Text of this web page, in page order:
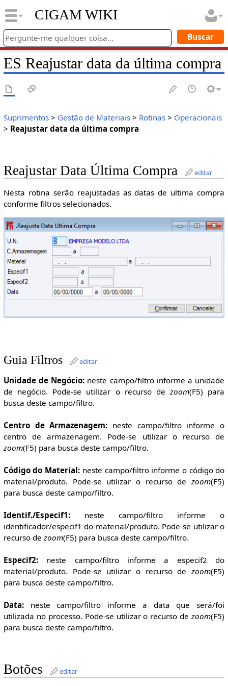
CIGAM WIKI
ES Reajustar data da última compra
Suprimentos> Gestão de Materiais> Rotinas> Operacionais
> Reajustar data da última compra
Reajustar Data Última Compra editar
Nesta rotina serão reajustadas as datas de ultima compra
conforme filtros selecionados.
Guia Filtros editar
Unidade de Negócio: neste campo/filtro informe a unidade
de negócio. Pode-se utilizar o recurso dezoom(F5) para
busca deste campo/filtro.
Centro de Armazenagem: neste campo/filtro informe o
centro de armazenagem. Pode-se utilizar o recurso de
zoom(F5) para busca deste campo/filtro.
Código do Material: neste campo/filtro informe o código do
material/produto. Pode-se utilizar o recurso dezoom(F5)
para busca deste campo/filtro.
Identif./Especif1:neste campo/filtro informe o
identificador/especif1 do material/produto. Pode-se utilizar o
recurso de zoom(F5) para busca deste campo/filtro.
Especif2:neste campo/filtro informe a especif2 do
material/produto. Pode-se utilizar o recurso dezoom(F5)
para busca deste campo/filtro.
Data:neste campo/filtro informe a data que será/foi
utilizada no processo. Pode-se utilizar o recurso dezoom(F5)
para busca deste campo/filtro.
Botões editar